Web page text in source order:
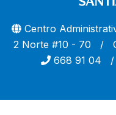
Centro
2 Norte #10 - 70 /
668 91 04